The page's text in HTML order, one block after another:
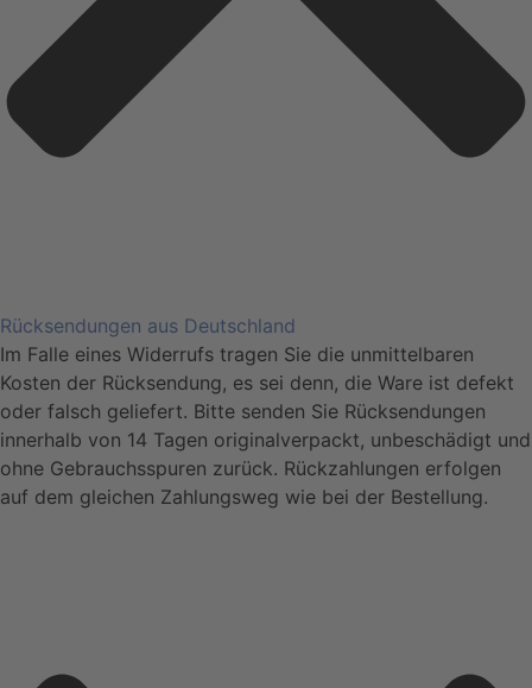
Rücksendungen aus Deutschland
Im Falle eines Widerrufs tragen Sie die unmittelbaren
Kosten der Rücksendung, es sei denn, die Ware ist defekt
oder falsch geliefert. Bitte senden Sie Rücksendungen
innerhalb von 14 Tagen originalverpackt, unbeschädigt und
ohne Gebrauchsspuren zurück. Rückzahlungen erfolgen
auf dem gleichen Zahlungsweg wie bei der Bestellung.